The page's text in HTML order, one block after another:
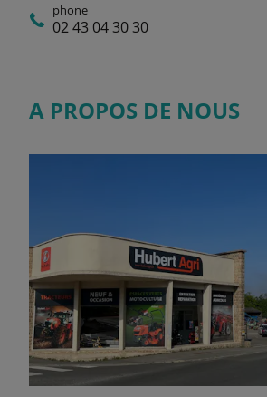
phone
02 43 04 30 30
A PROPOS DE NOUS